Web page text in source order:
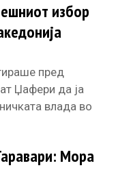
избор
пред
Џафери да ја
влада во
Мора